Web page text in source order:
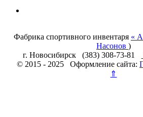
Фабрика спортивного инвентаря «
Насонов )
г. Новосибирск (383) 308-73-81
© 2015 - 2025 Оформление сайта:
⇑